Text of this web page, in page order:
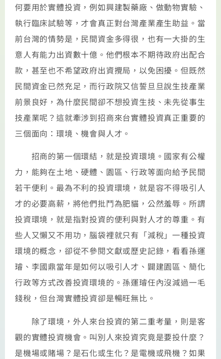
何要用於實體投資，例如興建製藥廠、做動物實驗、
執行臨床試驗等，才會真正對台灣產業產生助益。當
前台灣的情勢是，民間資金多得很，也有一大掛的生
意人有能力出資數十億。他們根本不期待政府出配合
款，甚至也不希望政府出資攪局，以免困擾。但既然
民間資金已然充足，而行政院又信誓旦旦說生技產業
前景良好，為什麼民間卻不想投資生技、未先從事生
技產業呢？這就牽涉到招商來台實體投資真正重要的
三個面向：環境、機會與人才。
招商的第一個環結，就是投資環境。國家有公權
力，能夠在土地、硬體、園區、行政等面向給予民間
若干便利。最為不利的投資環境，就是容不得吸引人
才的必要高薪，將他們批鬥為肥貓，公然羞辱。所謂
投資環境，就是指對投資的便利與對人才的尊重。有
些人又懶又不用功，腦袋裡就只有「減稅」一種投資
環境的概念，卻從不參閱文獻或歷史記錄，看看孫運
璿、李國鼎當年是如何以吸引人才、闢建園區、簡化
行政等方式改善投資環境的。孫運璿任內沒減過一毛
錢稅，但台灣實體投資卻是暢旺無比。
除了環境，外人來台投資的第二重考量，則是客
觀的實體投資機會。叫別人來投資究竟是要投什麼？
是機場或賭場？是石化或生化？是電機或飛機？如果